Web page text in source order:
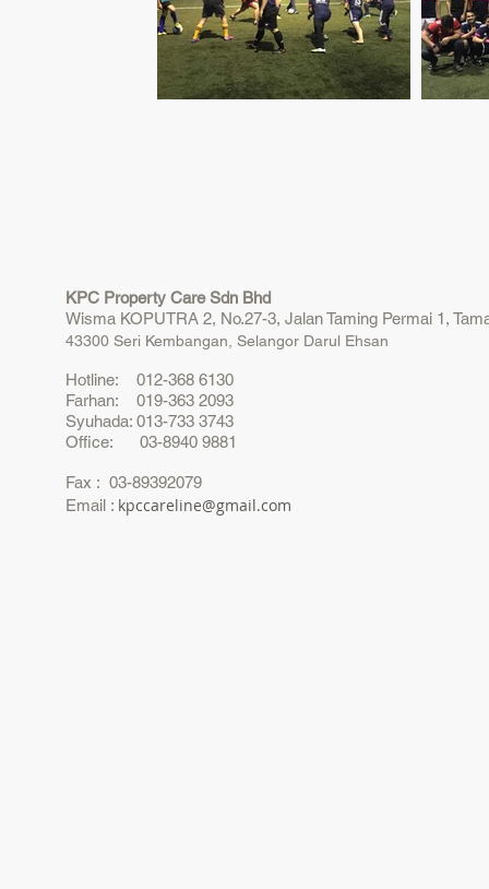
KPC Property Care Sdn Bhd
Wisma KOPUTRA 2, No.27-3, Jalan Taming Permai 1,
43300 Seri Kembangan, Selangor Darul Ehsan
Hotline: 012-368 6130
Farhan: 019-363 2093
Syuhada: 013-733 3743
Office: 03-8940 9881
Fax : 03-89392079
Email : kpccareline@gmail.com